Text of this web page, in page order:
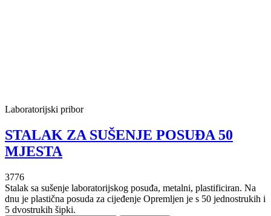
Laboratorijski pribor
STALAK ZA SUŠENJE POSUĐA 50
MJESTA
3776
Stalak sa sušenje laboratorijskog posuđa, metalni, plastificiran. Na
dnu je plastična posuda za cijeđenje Opremljen je s 50 jednostrukih i
5 dvostrukih šipki.